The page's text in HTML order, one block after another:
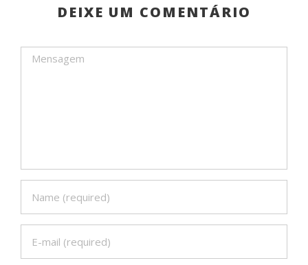
DEIXE UM COMENTÁRIO